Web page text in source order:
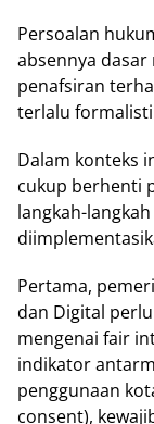
Persoalan
absennya
penafsiran
terlalu
Dalam konteks
cukup berhenti
langkah-
Pertama,
dan Digital
mengenai fair
indikator
penggunaan
consent),